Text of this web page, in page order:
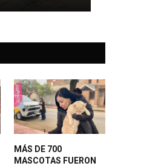
MÁS DE 700
MASCOTAS FUERON